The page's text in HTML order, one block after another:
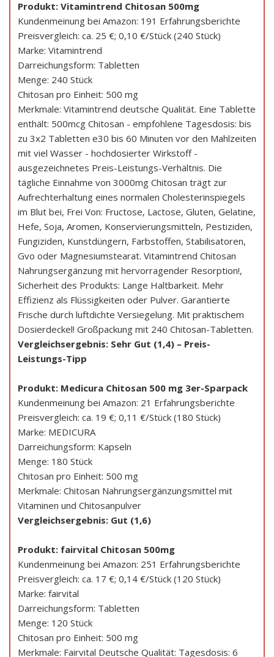
Produkt: Vitamintrend Chitosan 500mg
Kundenmeinung bei Amazon: 191 Erfahrungsberichte
Preisvergleich: ca. 25 €; 0,10 €/Stück (240 Stück)
Marke: Vitamintrend
Darreichungsform: Tabletten
Menge: 240 Stück
Chitosan pro Einheit: 500 mg
Merkmale: Vitamintrend deutsche Qualität. Eine Tablette
enthält: 500mcg Chitosan - empfohlene Tagesdosis: bis
zu 3x2 Tabletten e30 bis 60 Minuten vor den Mahlzeiten
mit viel Wasser - hochdosierter Wirkstoff -
ausgezeichnetes Preis-Leistungs-Verhältnis. Die
tägliche Einnahme von 3000mg Chitosan trägt zur
Aufrechterhaltung eines normalen Cholesterinspiegels
im Blut bei, Frei Von: Fructose, Lactose, Gluten, Gelatine,
Hefe, Soja, Aromen, Konservierungsmitteln, Pestiziden,
Fungiziden, Kunstdüngern, Farbstoffen, Stabilisatoren,
Gvo oder Magnesiumstearat. Vitamintrend Chitosan
Nahrungsergänzung mit hervorragender Resorption!,
Sicherheit des Produkts: Lange Haltbarkeit. Mehr
Effizienz als Flüssigkeiten oder Pulver. Garantierte
Frische durch luftdichte Versiegelung. Mit praktischem
Dosierdeckel! Großpackung mit 240 Chitosan-Tabletten.
Vergleichsergebnis: Sehr Gut (1,4) – Preis-
Leistungs-Tipp
Produkt: Medicura Chitosan 500 mg 3er-Sparpack
Kundenmeinung bei Amazon: 21 Erfahrungsberichte
Preisvergleich: ca. 19 €; 0,11 €/Stück (180 Stück)
Marke: MEDICURA
Darreichungsform: Kapseln
Menge: 180 Stück
Chitosan pro Einheit: 500 mg
Merkmale: Chitosan Nahrungsergänzungsmittel mit
Vitaminen und Chitosanpulver
Vergleichsergebnis: Gut (1,6)
Produkt: fairvital Chitosan 500mg
Kundenmeinung bei Amazon: 251 Erfahrungsberichte
Preisvergleich: ca. 17 €; 0,14 €/Stück (120 Stück)
Marke: fairvital
Darreichungsform: Tabletten
Menge: 120 Stück
Chitosan pro Einheit: 500 mg
Merkmale: Fairvital Deutsche Qualität: Tagesdosis: 6